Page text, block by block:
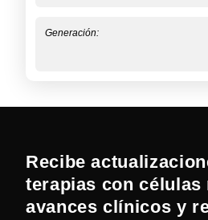
Generación:
Recibe
terapias con células
avances clínicos y